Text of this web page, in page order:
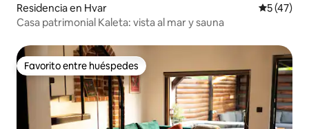
Residencia en Hvar
5 (47)
Casa patrimonial Kaleta: vista al mar y sauna
Favorito entre huéspedes
Favorito entre huéspedes